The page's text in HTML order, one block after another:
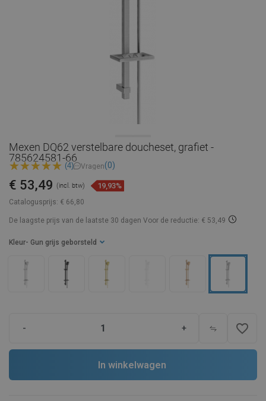
Mexen DQ62 verstelbare doucheset, grafiet -
785624581-66
(4) Vragen(0)
Catalogusprijs: € 66,80
€ 53,49 (incl. btw) 19,93%
De laagste prijs van de laatste 30 dagen Voor de reductie: € 53,49
Kleur - Gun grijs geborsteld
- + favorite_border
In winkelwagen